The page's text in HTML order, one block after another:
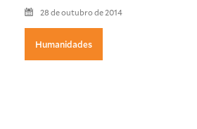
28 de outubro de 2014
Humanidades